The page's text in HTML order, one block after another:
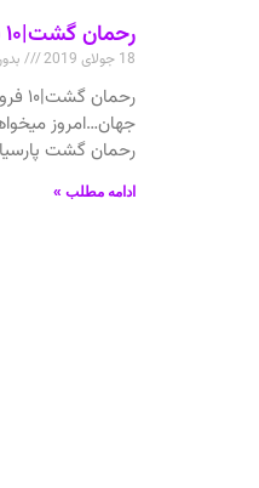
رحمان گشت|۱۰ فرودگاه برتر
18 جولای 2019
جهان…امروز
رحمان گشت پارسیان شما
ادامه مطلب »